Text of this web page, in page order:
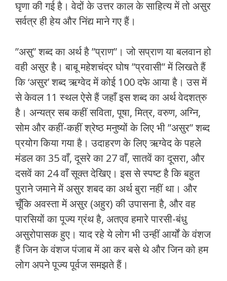
घृणा की गई है। वेदों के उत्तर काल के साहित्‍य में तो असुर
सर्वत्र ही हेय और निंद्य माने गए हैं।
”असु” शब्‍द का अर्थ है ”प्राण”। जो सप्राण या बलवान हो
वही असुर है। बाबू महेशचंद्र घोष ”प्रवासी” में लिखते हैं
कि ‘असुर’ शब्‍द ऋग्‍वेद में कोई 100 दफे आया है। उस में
से केवल 11 स्‍थल ऐसे हैं जहाँ इस शब्‍द का अर्थ वेदशत्रु
है। अन्‍यत्र सब कहीं सविता, पूषा, मित्र, वरुण, अग्नि,
सोम और कहीं-कहीं श्रेष्‍ठ मनुष्‍यों के लिए भी ”असुर” शब्‍द
प्रयोग किया गया है। उदाहरण के लिए ऋग्‍वेद के पहले
मंडल का 35 वाँ, दूसरे का 27 वाँ, सातवें का दूसरा, और
दसवें का 24 वाँ सूक्‍त देखिए। इस से स्‍पष्‍ट है कि बहुत
पुराने जमाने में असुर शबद का अर्थ बुरा नहीं था। और
चूँकि अवस्‍ता में असुर (अहुर) की उपासना है, और वह
पारसियों का पूज्‍य ग्रंथ है, अतएव हमारे पारसी-बंधु
असुरोपासक हुए। याद रहे ये लोग भी उन्‍हीं आर्यों के वंशज
हैं जिन के वंशज पंजाब में आ कर बसे थे और जिन को हम
लोग अपने पूज्‍य पूर्वज समझते हैं।